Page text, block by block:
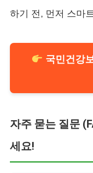
하기 전, 먼저 스마
국민건강
자주 묻는 질문
세요!